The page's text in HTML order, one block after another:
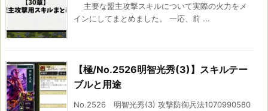
主要な盟主攻撃スキルについて実際の火力をメ
インにしてまとめました。 一応、前 ...
【極/No.2526明智光秀(3)】スキルテー
ブルと用途
No.2526 明智光秀(3) 攻撃防御兵法1070990580